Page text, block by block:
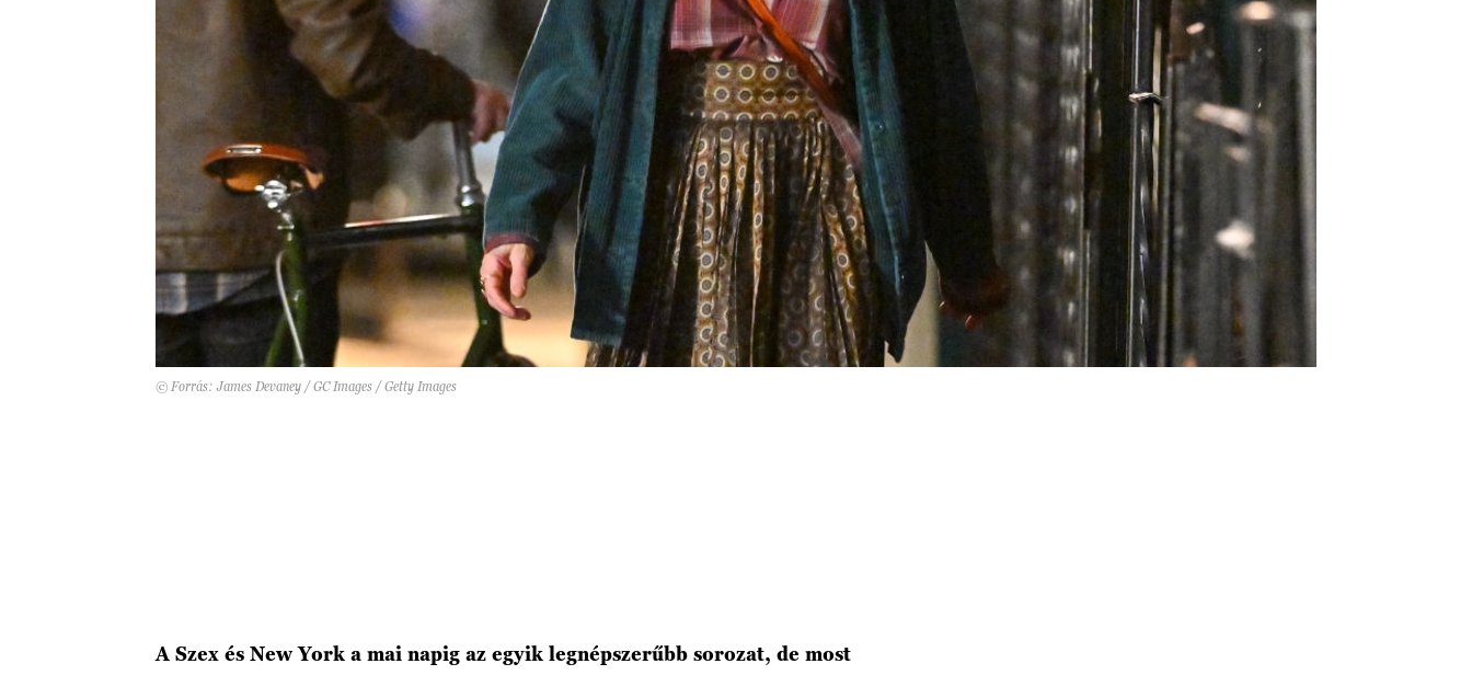
© Forrás: James Devaney / GC Images / Getty Images
A Szex és New York a mai napig az egyik legnépszerűbb sorozat, de most